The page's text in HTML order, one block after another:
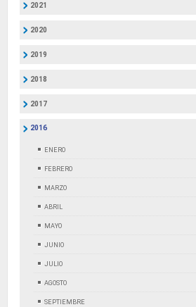
2021
2020
2019
2018
2017
2016
ENERO
FEBRERO
MARZO
ABRIL
MAYO
JUNIO
JULIO
AGOSTO
SEPTIEMBRE